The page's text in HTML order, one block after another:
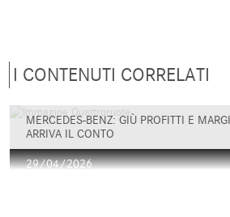
I CONTENUTI CORRELATI
MERCEDES-BENZ: GIÙ PROFITTI E
ARRIVA IL CONTO
29/04/2026